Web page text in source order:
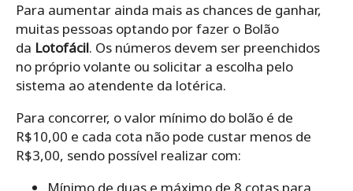
Para aumentar ainda mais as chances de ganhar,
muitas pessoas optando por fazer o Bolão
da Lotofácil. Os‌ ‌números‌ ‌devem ser ‌preenchidos
‌no‌ ‌próprio‌ ‌volante‌ ‌ou‌ ‌solicitar‌ ‌a‌ ‌escolha‌ ‌pelo‌
‌sistema‌ ‌ao‌ ‌atendente‌ ‌da‌ ‌lotérica.‌
Para‌ ‌concorrer,‌ ‌o‌ ‌valor‌ ‌mínimo‌ ‌do‌ ‌bolão‌ ‌é‌ ‌de‌
‌R$10,00‌ ‌e‌ ‌cada‌ ‌cota‌ não‌ pode ‌custar‌ ‌menos‌ ‌de‌
‌R$3,00,‌ ‌sendo‌ ‌possível‌ ‌realizar‌ ‌com:‌ ‌